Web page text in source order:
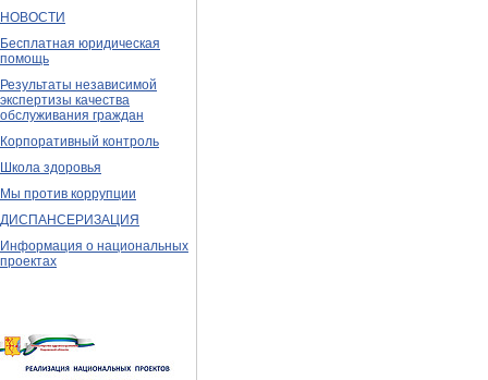
НОВОСТИ
Бесплатная юридическая
помощь
Результаты независимой
экспертизы качества
обслуживания граждан
Корпоративный контроль
Школа здоровья
Мы против коррупции
ДИСПАНСЕРИЗАЦИЯ
Информация о национальных
проектах